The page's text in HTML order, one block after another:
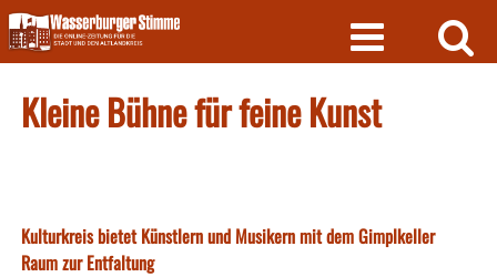
Skip
to
content
Kleine Bühne für feine Kunst
Kulturkreis bietet Künstlern und Musikern mit dem Gimplkeller
Raum zur Entfaltung